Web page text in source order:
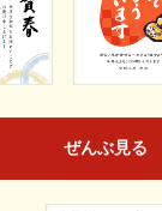
ぜんぶ見る